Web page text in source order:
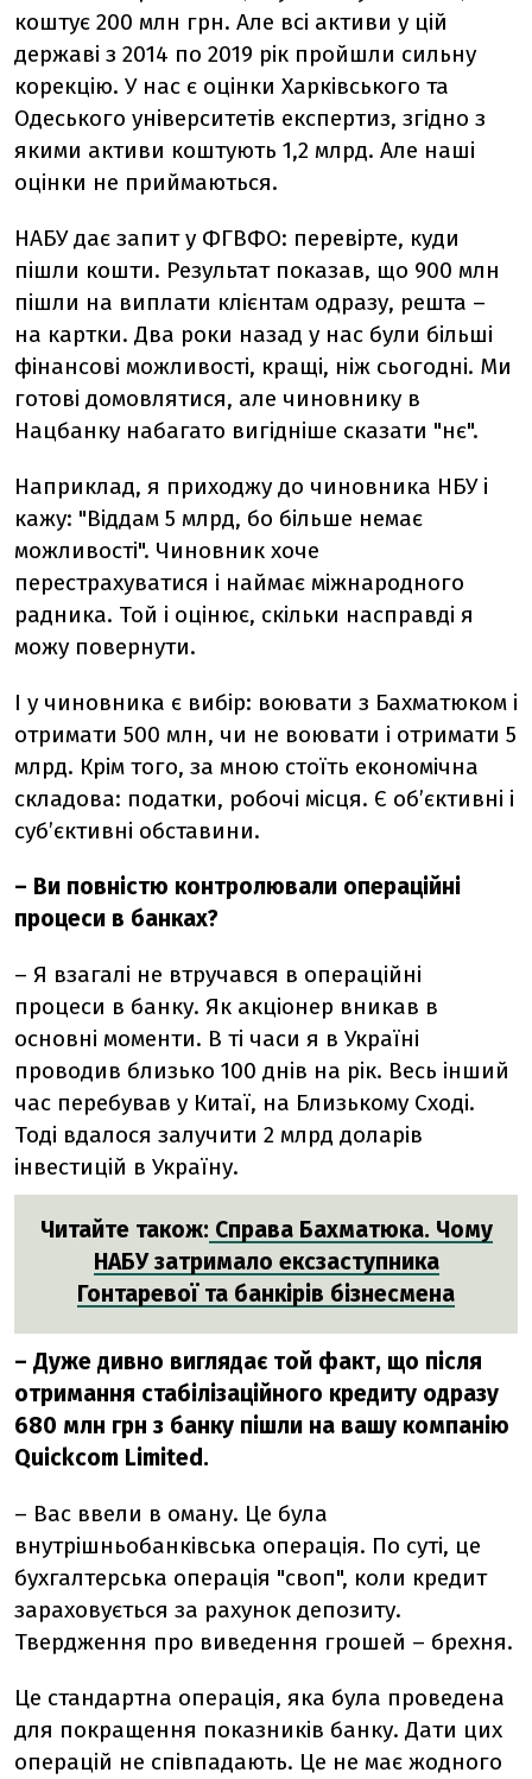
коштує 200 млн грн. Але всі активи у цій
державі з 2014 по 2019 рік пройшли сильну
корекцію. У нас є оцінки Харківського та
Одеського університетів експертиз, згідно з
якими активи коштують 1,2 млрд. Але наші
оцінки не приймаються.
НАБУ дає запит у ФГВФО: перевірте, куди
пішли кошти. Результат показав, що 900 млн
пішли на виплати клієнтам одразу, решта –
на картки. Два роки назад у нас були більші
фінансові можливості, кращі, ніж сьогодні. Ми
готові домовлятися, але чиновнику в
Нацбанку набагато вигідніше сказати "нє".
Наприклад, я приходжу до чиновника НБУ і
кажу: "Віддам 5 млрд, бо більше немає
можливості". Чиновник хоче
перестрахуватися і наймає міжнародного
радника. Той і оцінює, скільки насправді я
можу повернути.
І у чиновника є вибір: воювати з Бахматюком і
отримати 500 млн, чи не воювати і отримати 5
млрд. Крім того, за мною стоїть економічна
складова: податки, робочі місця. Є об’єктивні і
суб’єктивні обставини.
– Ви повністю контролювали операційні
процеси в банках?
– Я взагалі не втручався в операційні
процеси в банку. Як акціонер вникав в
основні моменти. В ті часи я в Україні
проводив близько 100 днів на рік. Весь інший
час перебував у Китаї, на Близькому Сході.
Тоді вдалося залучити 2 млрд доларів
інвестицій в Україну.
Читайте також: Справа Бахматюка. Чому
НАБУ затримало ексзаступника
Гонтаревої та банкірів бізнесмена
– Дуже дивно виглядає той факт, що після
отримання стабілізаційного кредиту одразу
680 млн грн з банку пішли на вашу компанію
Quickсom Limited.
– Вас ввели в оману. Це була
внутрішньобанківська операція. По суті, це
бухгалтерська операція "своп", коли кредит
зараховується за рахунок депозиту.
Твердження про виведення грошей – брехня.
Це стандартна операція, яка була проведена
для покращення показників банку. Дати цих
операцій не співпадають. Це не має жодного